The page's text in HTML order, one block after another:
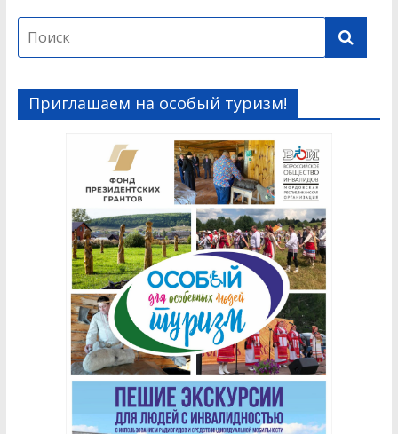
Приглашаем на особый туризм!